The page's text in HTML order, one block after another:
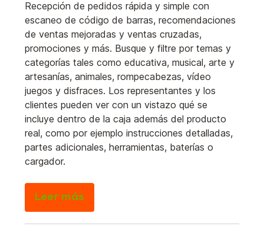
Recepción de pedidos rápida y simple con
escaneo de código de barras, recomendaciones
de ventas mejoradas y ventas cruzadas,
promociones y más. Busque y filtre por temas y
categorías tales como educativa, musical, arte y
artesanías, animales, rompecabezas, vídeo
juegos y disfraces. Los representantes y los
clientes pueden ver con un vistazo qué se
incluye dentro de la caja además del producto
real, como por ejemplo instrucciones detalladas,
partes adicionales, herramientas, baterías o
cargador.
Leer más